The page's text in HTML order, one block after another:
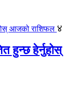
४
हुन्छ हेर्नुहोस्